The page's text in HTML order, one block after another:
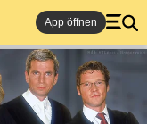
App öffnen